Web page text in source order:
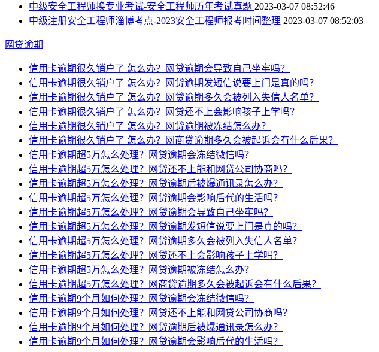
中级安全工程师换专业考试-安全工程师历年考试真题 2023-03-07 08:52:46
中级注册安全工程师淄博考点-2023安全工程师报考时间整理 2023-03-07 08:52:03
网贷逾期
信用卡逾期很久销户了 怎么办？网贷逾期会导致自己坐牢吗？
信用卡逾期很久销户了 怎么办？网贷逾期发短信说要上门是真的吗？
信用卡逾期很久销户了 怎么办？网贷逾期多久会被列入失信人名单？
信用卡逾期很久销户了 怎么办？网贷还不上会影响孩子上学吗？
信用卡逾期很久销户了 怎么办？网贷逾期被冻结怎么办？
信用卡逾期很久销户了 怎么办？网商贷逾期多久会被起诉会有什么后果？
信用卡逾期超5万怎么处理？网贷逾期会冻结微信吗？
信用卡逾期超5万怎么处理？网贷还不上能和网贷公司协商吗？
信用卡逾期超5万怎么处理？网贷逾期后被爆通讯录怎么办？
信用卡逾期超5万怎么处理？网贷逾期会影响后代的生活吗？
信用卡逾期超5万怎么处理？网贷逾期会导致自己坐牢吗？
信用卡逾期超5万怎么处理？网贷逾期发短信说要上门是真的吗？
信用卡逾期超5万怎么处理？网贷逾期多久会被列入失信人名单？
信用卡逾期超5万怎么处理？网贷还不上会影响孩子上学吗？
信用卡逾期超5万怎么处理？网贷逾期被冻结怎么办？
信用卡逾期超5万怎么处理？网商贷逾期多久会被起诉会有什么后果？
信用卡逾期9个月如何处理？网贷逾期会冻结微信吗？
信用卡逾期9个月如何处理？网贷还不上能和网贷公司协商吗？
信用卡逾期9个月如何处理？网贷逾期后被爆通讯录怎么办？
信用卡逾期9个月如何处理？网贷逾期会影响后代的生活吗？